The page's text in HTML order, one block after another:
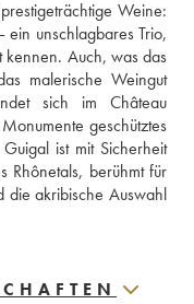
Weine:
ein unschlagbares Trio,
kennen. Auch, was das
malerische Weingut
sich im Château
geschütztes
ist mit Sicherheit
Rhônetals, berühmt für
die akribische Auswahl